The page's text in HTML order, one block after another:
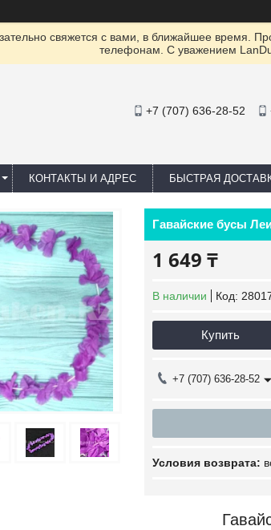
свяжется с вами, в ближайшее время.
телефонам. С уважением
+7 (707) 636-28-52
КОНТАКТЫ И АДРЕС БЫСТРАЯ
Гавайские бусы
1 649 ₸
В наличии Код:
Купить
+7 (707) 636-28-52